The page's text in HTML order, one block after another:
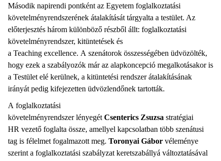
Második napirendi pontként az Egyetem foglalkoztatási
követelményrendszerének átalakítását tárgyalta a testület. Az
előterjesztés három különböző részből állt: foglalkoztatási
követelményrendszer, kitüntetések és
a Teaching excellence. A szenátorok összességében üdvözölték,
hogy ezek a szabályozók már az alapkoncepció megalkotásakor is
a Testület elé kerülnek, a kitüntetési rendszer átalakításának
irányát pedig kifejezetten üdvözlendőnek tartották.
A foglalkoztatási
követelményrendszer lényegét Csenterics Zsuzsa stratégiai
HR vezető foglalta össze, amellyel kapcsolatban több szenátusi
tag is félelmet fogalmazott meg. Toronyai Gábor véleménye
szerint a foglalkoztatási szabályzat keretszabállyá változtatásával